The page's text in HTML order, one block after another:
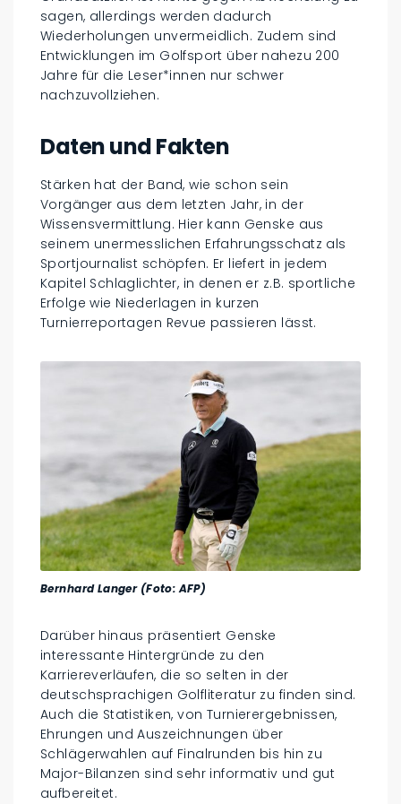
sagen, allerdings werden dadurch
Wiederholungen unvermeidlich. Zudem sind
Entwicklungen im Golfsport über nahezu 200
Jahre für die Leser*innen nur schwer
nachzuvollziehen.
Daten und Fakten
Stärken hat der Band, wie schon sein
Vorgänger aus dem letzten Jahr, in der
Wissensvermittlung. Hier kann Genske aus
seinem unermesslichen Erfahrungsschatz als
Sportjournalist schöpfen. Er liefert in jedem
Kapitel Schlaglichter, in denen er z.B. sportliche
Erfolge wie Niederlagen in kurzen
Turnierreportagen Revue passieren lässt.
Bernhard Langer (Foto: AFP)
Darüber hinaus präsentiert Genske
interessante Hintergründe zu den
Karriereverläufen, die so selten in der
deutschsprachigen Golfliteratur zu finden sind.
Auch die Statistiken, von Turnierergebnissen,
Ehrungen und Auszeichnungen über
Schlägerwahlen auf Finalrunden bis hin zu
Major-Bilanzen sind sehr informativ und gut
aufbereitet.